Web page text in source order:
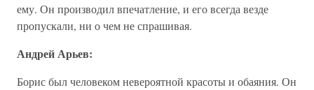
ему. Он производил впечатление, и его всегда везде
пропускали, ни о чем не спрашивая.
Андрей Арьев:
Борис был человеком невероятной красоты и обаяния. Он